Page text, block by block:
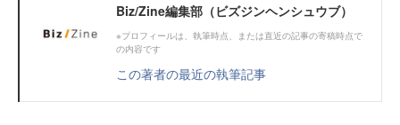
Biz/Zine編集部（ビズジンヘンシュウブ）
※プロフィールは、執筆時点、または直近の記事の寄稿時点で
の内容です
この著者の最近の執筆記事